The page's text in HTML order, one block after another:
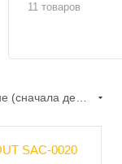
11 товаров